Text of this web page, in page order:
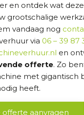
en ontdek wat
grootschalige
vandaag nog
via 06 – 39 87
en
offerte. Zo
met gigantisch
heeft.
offerte aanvragen